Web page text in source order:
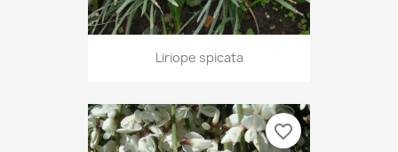
Liriope spicata
favorite_border